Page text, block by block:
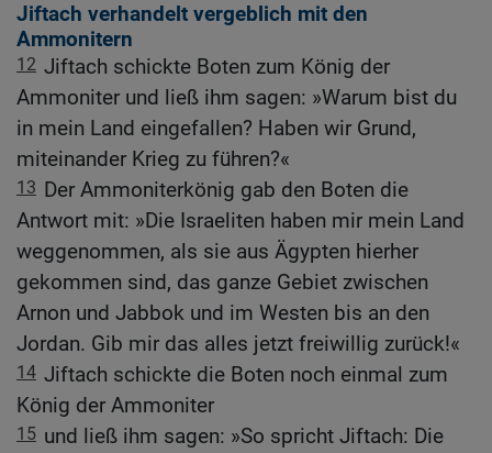
Jiftach verhandelt vergeblich mit den
Ammonitern
12 Jiftach schickte Boten zum König der
Ammoniter und ließ ihm sagen: »Warum bist du
in mein Land eingefallen? Haben wir Grund,
miteinander Krieg zu führen?«
13 Der Ammoniterkönig gab den Boten die
Antwort mit: »Die Israeliten haben mir mein Land
weggenommen, als sie aus Ägypten hierher
gekommen sind, das ganze Gebiet zwischen
Arnon und Jabbok und im Westen bis an den
Jordan. Gib mir das alles jetzt freiwillig zurück!«
14 Jiftach schickte die Boten noch einmal zum
König der Ammoniter
15 und ließ ihm sagen: »So spricht Jiftach: Die